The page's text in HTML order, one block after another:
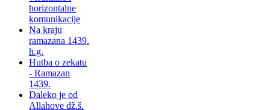
horizontalne
komunikacije
Na kraju
ramazana 1439.
h.g.
Hutba o zekatu
- Ramazan
1439.
Daleko je od
Allahove dž.š.